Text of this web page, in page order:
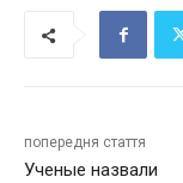
попередня стаття
Ученые назвали